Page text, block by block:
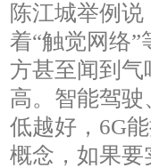
陈江城举例
着“触觉网络
方甚至闻到
高。智能驾
低越好，6G
概念，如果